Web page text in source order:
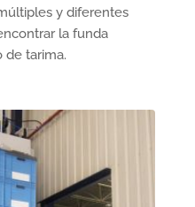
y diferentes
la funda
de tarima.